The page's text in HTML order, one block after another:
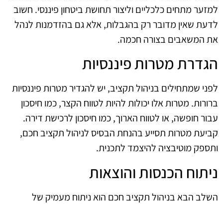
למזער מתחים כלכליים וליצור תחושת ביטחון פיננסי. חשוב
לדעת שאין מדובר רק בהגבלות, אלא גם בהזדמנות לנהל
את המשאבים בצורה חכמה.
הגדרת מטרות פיננסיות
לפני שמתחילים בניהול תקציב, יש להגדיר מטרות פיננסיות
ברורות. מטרות אלו יכולות להיות לטווח הקצר, כמו חיסכון
עבור חופשה, או לטווח הארוך, כמו חיסכון לרכישת דירה.
קביעת מטרות תסייע בהנחת הבסיס לניהול תקציב חכם,
ותספק מוטיבציה להיצמד לתכנית.
ניתוח הכנסות והוצאות
השלב הבא בניהול תקציב חכם הוא ניתוח מעמיק של